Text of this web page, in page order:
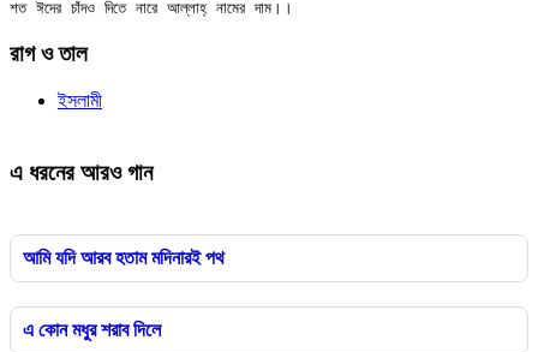
রাগ ও তাল
ইসলামী
এ ধরনের আরও গান
আমি যদি আরব হতাম মদিনারই পথ
এ কোন মধুর শরাব দিলে